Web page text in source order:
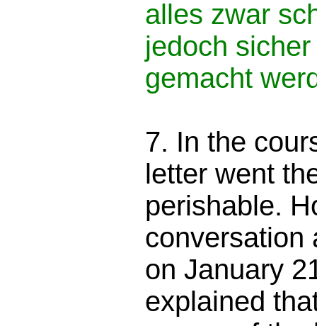
alles zwar
jedoch
gemacht
7. In the
letter went
perishable.
conversation
on January
explained